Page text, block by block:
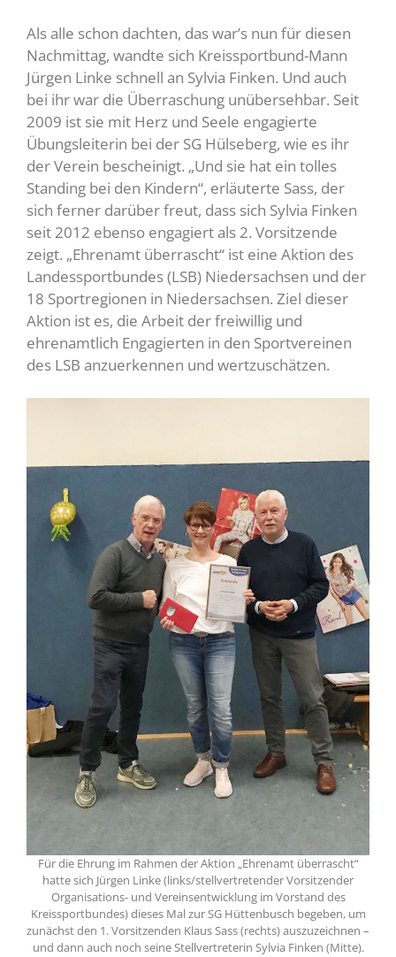
Als alle schon dachten, das war’s nun für diesen
Nachmittag, wandte sich Kreissportbund-Mann
Jürgen Linke schnell an Sylvia Finken. Und auch
bei ihr war die Überraschung unübersehbar. Seit
2009 ist sie mit Herz und Seele engagierte
Übungsleiterin bei der SG Hülseberg, wie es ihr
der Verein bescheinigt. „Und sie hat ein tolles
Standing bei den Kindern“, erläuterte Sass, der
sich ferner darüber freut, dass sich Sylvia Finken
seit 2012 ebenso engagiert als 2. Vorsitzende
zeigt. „Ehrenamt überrascht“ ist eine Aktion des
Landessportbundes (LSB) Niedersachsen und der
18 Sportregionen in Niedersachsen. Ziel dieser
Aktion ist es, die Arbeit der freiwillig und
ehrenamtlich Engagierten in den Sportvereinen
des LSB anzuerkennen und wertzuschätzen.
Für die Ehrung im Rahmen der Aktion „Ehrenamt überrascht“
hatte sich Jürgen Linke (links/stellvertretender Vorsitzender
Organisations- und Vereinsentwicklung im Vorstand des
Kreissportbundes) dieses Mal zur SG Hüttenbusch begeben, um
zunächst den 1. Vorsitzenden Klaus Sass (rechts) auszuzeichnen –
und dann auch noch seine Stellvertreterin Sylvia Finken (Mitte).